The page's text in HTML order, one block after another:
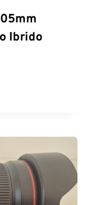
Ibrido